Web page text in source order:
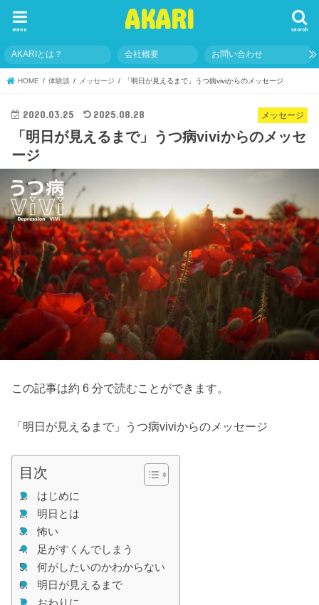
AKARI search
menu
AKARIとは？ 会社概要 お問い合わせ
HOME 体験談 メッセージ 「明日が見えるまで」うつ病viviからのメッセージ
メッセージ
2020.03.25 2025.08.28
「明日が見えるまで」うつ病viviからのメッセ
ージ
この記事は約 6 分で読むことができます。
「明日が見えるまで」うつ病viviからのメッセージ
目次
はじめに
明日とは
怖い
足がすくんでしまう
何がしたいのかわからない
明日が見えるまで